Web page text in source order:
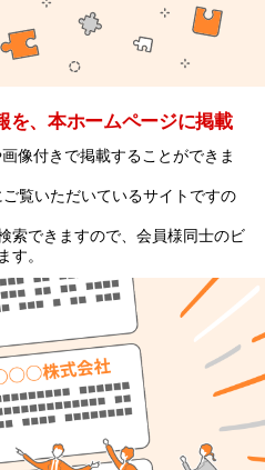
を、本ホームページに掲載
像付きで掲載することができま
覧いただいているサイトですの
索できますので、会員様同士のビ
す。